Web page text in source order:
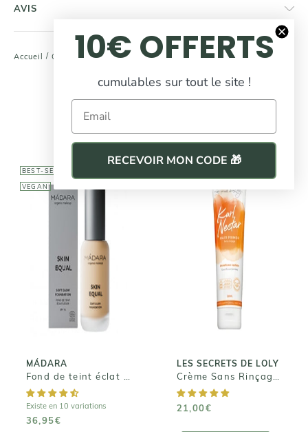
Accueil / Corps / Soin Du Corps / Porte Brosses À Dent En Bambou
AVIS
COMPLÉTEZ
votre routine beauté
BEST-SELLER
VEGAN
MÁDARA
Existe en 10 variations
36,95€
MÁDARA
Fond de teint
éclat SKIN
EQUAL
36,95€
LES SECRETS DE LOLY
21,00€
LES SECRETS DE
LOLY
Crème Sans
Rinçage - Kurl
Nectar
21,00€
10€ OFFERTS
cumulables sur tout le site !
Email
RECEVOIR MON CODE 🎁